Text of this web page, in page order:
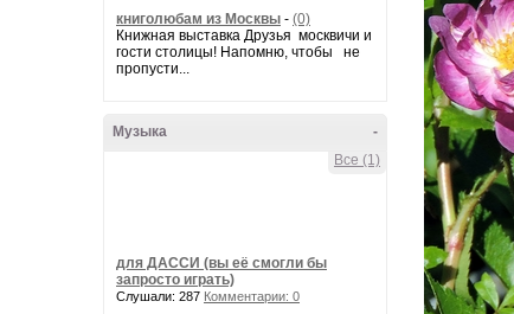
книголюбам из Москвы - (0)
Книжная выставка Друзья москвичи и
гости столицы! Напомню, чтобы не
пропусти...
-
Музыка
Все (1)
для ДАССИ (вы её смогли бы
запросто играть)
Слушали: 287 Комментарии: 0